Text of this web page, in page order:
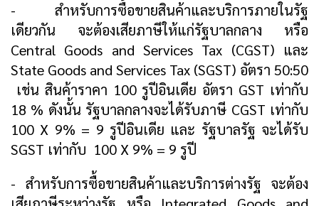
- สำหรับการซื้อขายสินค้าและบริการภายในรัฐ
เดียวกัน จะต้องเสียภาษีให้แก่รัฐบาลกลาง หรือ
Central Goods and Services Tax (CGST) และ
State Goods and Services Tax (SGST) อัตรา 50:50
เช่น สินค้าราคา 100 รูปีอินเดีย อัตรา GST เท่ากับ
18 % ดังนั้น รัฐบาลกลางจะได้รับภาษี CGST เท่ากับ
100 X 9% = 9 รูปีอินเดีย และ รัฐบาลรัฐ จะได้รับ
SGST เท่ากับ 100 X 9% = 9 รูปี
- สำหรับการซื้อขายสินค้าและบริการต่างรัฐ จะต้อง